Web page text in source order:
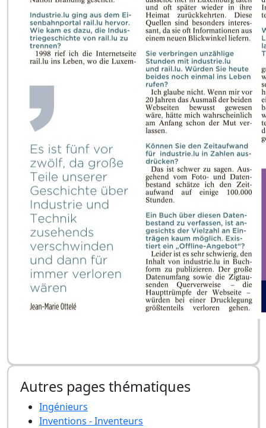
Autres pages thématiques
Ingénieurs
Inventions - Inventeurs